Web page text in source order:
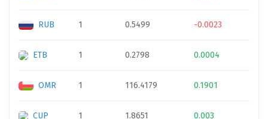
RUB 1 0.5499 -0.0023
ETB 1 0.2798 0.0004
OMR 1 116.4179 0.1901
CUP 1 1.8651 0.003